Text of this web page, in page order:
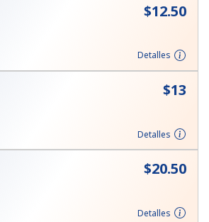
⁦$12.50⁩
Detalles
⁦$13⁩
Detalles
⁦$20.50⁩
Detalles